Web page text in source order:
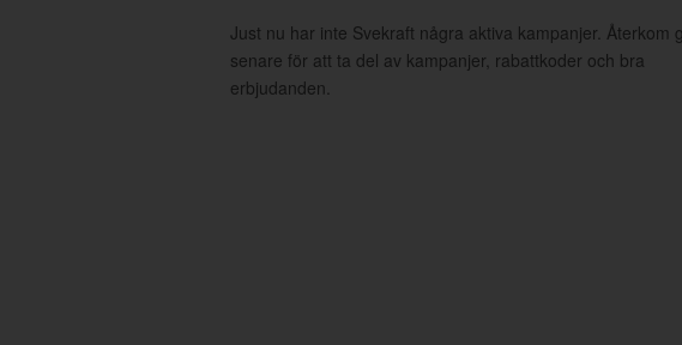
Just nu har inte Svekraft några aktiva kampanjer. Återkom
senare för att ta del av kampanjer, rabattkoder och bra
erbjudanden.